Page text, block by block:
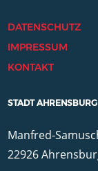
DATENSCHUTZ
IMPRESSUM
KONTAKT
STADT AHRENSBURG
Manfred-
22926